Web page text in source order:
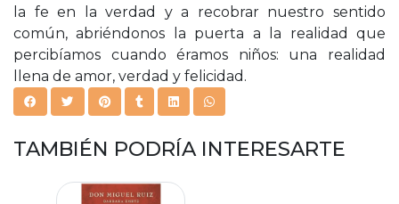
la fe en la verdad y a recobrar nuestro sentido
común, abriéndonos la puerta a la realidad que
percibíamos cuando éramos niños: una realidad
llena de amor, verdad y felicidad.
TAMBIÉN PODRÍA INTERESARTE